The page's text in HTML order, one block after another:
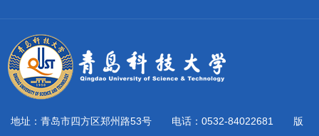
地址：青岛市四方区郑州路53号 电话：0532-84022681 版